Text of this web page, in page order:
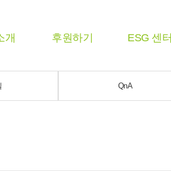
개 후원하기 ESG 센터
QnA